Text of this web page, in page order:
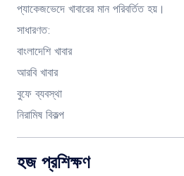
প্যাকেজভেদে খাবারের মান পরিবর্তিত হয়।
সাধারণত:
বাংলাদেশি খাবার
আরবি খাবার
বুফে ব্যবস্থা
নিরামিষ বিকল্প
হজ প্রশিক্ষণ